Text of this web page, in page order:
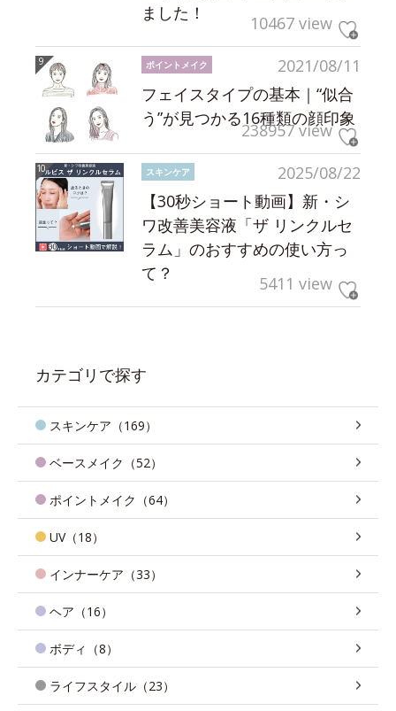
ました！
10467 view
2021/08/11
ポイントメイク
フェイスタイプの基本｜“似合
う”が見つかる16種類の顔印象
238957 view
2025/08/22
スキンケア
【30秒ショート動画】新・シ
ワ改善美容液「ザ リンクルセ
ラム」のおすすめの使い方っ
て？
5411 view
カテゴリで探す
スキンケア（169）
ベースメイク（52）
ポイントメイク（64）
UV（18）
インナーケア（33）
ヘア（16）
ボディ（8）
ライフスタイル（23）